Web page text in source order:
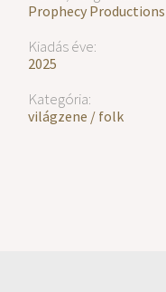
Prophecy Productions
Kiadás éve:
2025
Kategória:
világzene / folk